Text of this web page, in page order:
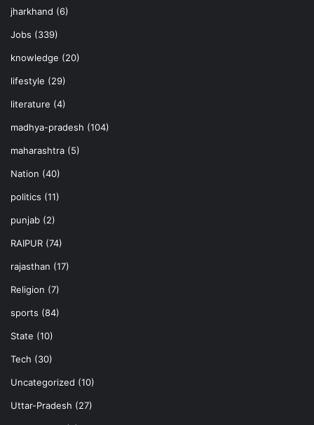
jharkhand (6)
Jobs (339)
knowledge (20)
lifestyle (29)
literature (4)
madhya-pradesh (104)
maharashtra (5)
Nation (40)
politics (11)
punjab (2)
RAIPUR (74)
rajasthan (17)
Religion (7)
sports (84)
State (10)
Tech (30)
Uncategorized (10)
Uttar-Pradesh (27)